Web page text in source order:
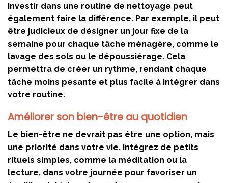
Investir dans une routine de nettoyage peut
également faire la différence. Par exemple, il peut
être judicieux de désigner un jour fixe de la
semaine pour chaque tâche ménagère, comme le
lavage des sols ou le dépoussiérage. Cela
permettra de créer un rythme, rendant chaque
tâche moins pesante et plus facile à intégrer dans
votre routine.
Améliorer son bien-être au quotidien
Le bien-être ne devrait pas être une option, mais
une priorité dans votre vie. Intégrez de petits
rituels simples, comme la méditation ou la
lecture, dans votre journée pour favoriser un